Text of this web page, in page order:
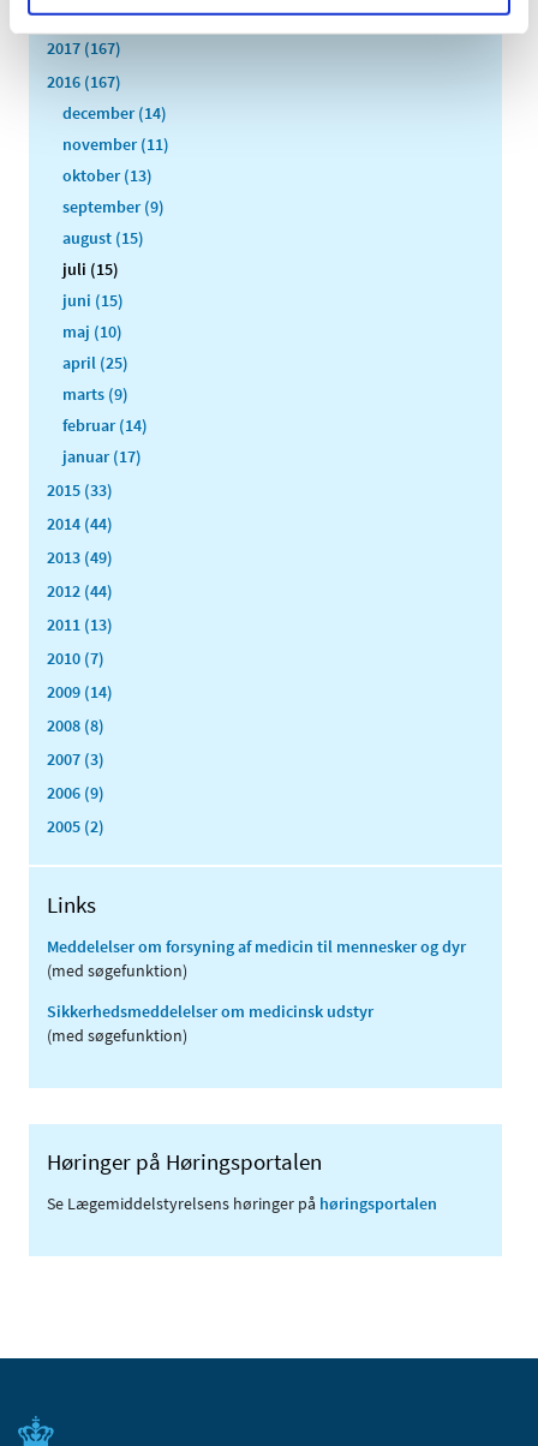
2018 (150)
2017 (167)
2016 (167)
december (14)
november (11)
oktober (13)
september (9)
august (15)
juli (15)
juni (15)
maj (10)
april (25)
marts (9)
februar (14)
januar (17)
2015 (33)
2014 (44)
2013 (49)
2012 (44)
2011 (13)
2010 (7)
2009 (14)
2008 (8)
2007 (3)
2006 (9)
2005 (2)
Links
Meddelelser om forsyning af medicin til mennesker og dyr
(med søgefunktion)
Sikkerhedsmeddelelser om medicinsk udstyr
(med søgefunktion)
Høringer på Høringsportalen
Se Lægemiddelstyrelsens høringer på høringsportalen